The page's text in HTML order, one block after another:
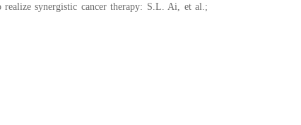
realize synergistic cancer therapy: S.L. Ai, et al.;